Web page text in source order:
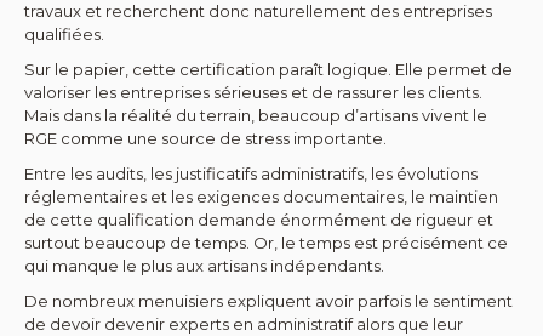
travaux et recherchent donc naturellement des entreprises
qualifiées.
Sur le papier, cette certification paraît logique. Elle permet de
valoriser les entreprises sérieuses et de rassurer les clients.
Mais dans la réalité du terrain, beaucoup d’artisans vivent le
RGE comme une source de stress importante.
Entre les audits, les justificatifs administratifs, les évolutions
réglementaires et les exigences documentaires, le maintien
de cette qualification demande énormément de rigueur et
surtout beaucoup de temps. Or, le temps est précisément ce
qui manque le plus aux artisans indépendants.
De nombreux menuisiers expliquent avoir parfois le sentiment
de devoir devenir experts en administratif alors que leur